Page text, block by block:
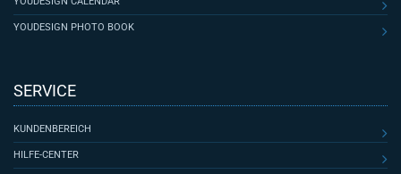
YOUDESIGN PHOTO BOOK
SERVICE
KUNDENBEREICH
HILFE-CENTER